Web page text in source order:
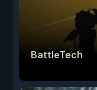
BattleTech